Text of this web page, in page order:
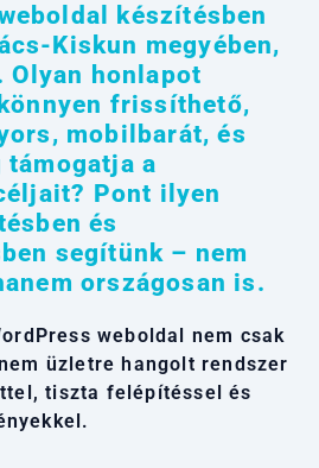
készítésben
Kiskun megyében,
Olyan honlapot
frissíthető,
mobilbarát, és
támogatja a
Pont ilyen
és
segítünk – nem
országosan is.
weboldal nem csak
üzletre hangolt rendszer
tiszta felépítéssel és